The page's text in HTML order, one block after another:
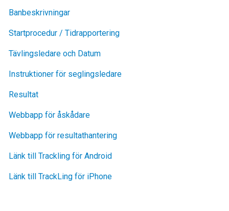
Banbeskrivningar
Startprocedur / Tidrapportering
Tävlingsledare och Datum
Instruktioner för seglingsledare
Resultat
Webbapp för åskådare
Webbapp för resultathantering
Länk till Trackling för Android
Länk till TrackLing för iPhone